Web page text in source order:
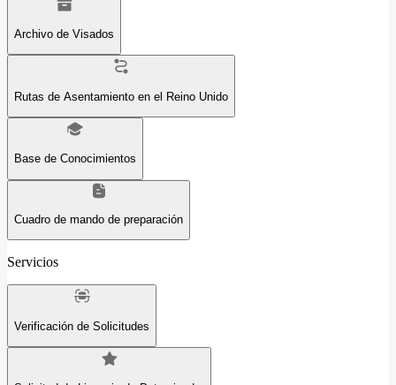
Archivo de Visados
Rutas de Asentamiento en el Reino Unido
Base de Conocimientos
Cuadro de mando de preparación
Servicios
Verificación de Solicitudes